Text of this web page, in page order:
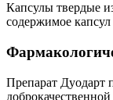
Капсулы твердые
содержимое
Препарат Дуодарт